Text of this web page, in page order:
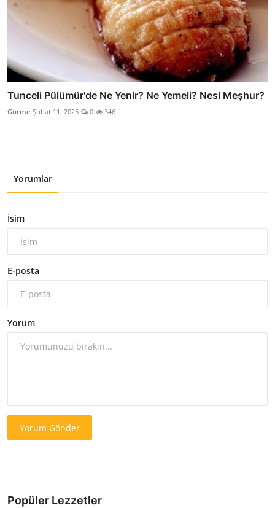
Tunceli Pülümür'de Ne Yenir? Ne Yemeli? Nesi Meşhur?
Gurme Şubat 11, 2025 0 346
Yorumlar
İsim
E-posta
Yorum
Yorum Gönder
Popüler Lezzetler